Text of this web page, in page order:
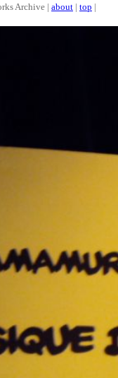
Archive | about | top |